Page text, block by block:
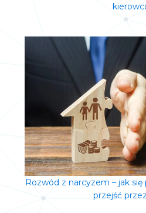
Rozwód z narcyzem – jak
przejść